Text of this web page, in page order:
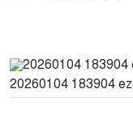
20260104 183904